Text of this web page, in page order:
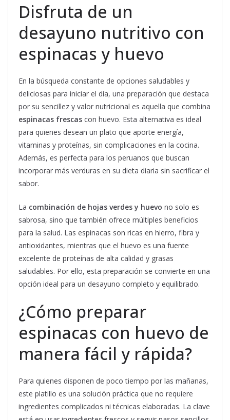
Disfruta de un
desayuno nutritivo con
espinacas y huevo
En la búsqueda constante de opciones saludables y
deliciosas para iniciar el día, una preparación que destaca
por su sencillez y valor nutricional es aquella que combina
espinacas frescas con huevo. Esta alternativa es ideal
para quienes desean un plato que aporte energía,
vitaminas y proteínas, sin complicaciones en la cocina.
Además, es perfecta para los peruanos que buscan
incorporar más verduras en su dieta diaria sin sacrificar el
sabor.
La combinación de hojas verdes y huevo no solo es
sabrosa, sino que también ofrece múltiples beneficios
para la salud. Las espinacas son ricas en hierro, fibra y
antioxidantes, mientras que el huevo es una fuente
excelente de proteínas de alta calidad y grasas
saludables. Por ello, esta preparación se convierte en una
opción ideal para un desayuno completo y equilibrado.
¿Cómo preparar
espinacas con huevo de
manera fácil y rápida?
Para quienes disponen de poco tiempo por las mañanas,
este platillo es una solución práctica que no requiere
ingredientes complicados ni técnicas elaboradas. La clave